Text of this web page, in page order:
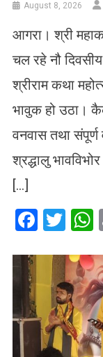
August 8, 2026
आगरा। श्री
चल रहे नौ
श्रीराम कथा
भावुक हो उठा।
वनवास तथा
श्रद्धालु
[…]